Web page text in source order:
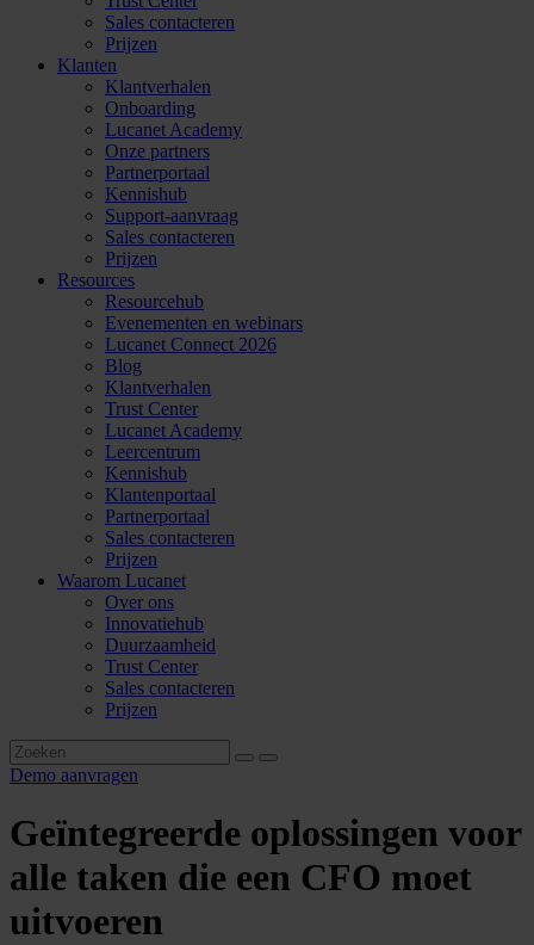
Sales contacteren
Prijzen
Klanten
Klantverhalen
Onboarding
Lucanet Academy
Onze partners
Partnerportaal
Kennishub
Support-aanvraag
Sales contacteren
Prijzen
Resources
Resourcehub
Evenementen en webinars
Lucanet Connect 2026
Blog
Klantverhalen
Trust Center
Lucanet Academy
Leercentrum
Kennishub
Klantenportaal
Partnerportaal
Sales contacteren
Prijzen
Waarom Lucanet
Over ons
Innovatiehub
Duurzaamheid
Trust Center
Sales contacteren
Prijzen
Demo aanvragen
Geïntegreerde oplossingen voor
alle taken die een CFO moet
uitvoeren